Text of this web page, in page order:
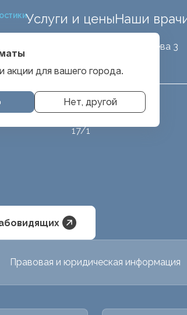
Услуги и ценыНаши
ул. Макатаева 127Б
проспект Серкебаева 3
17/1
акции для вашего города.
Нет, другой
Правовая и юридическая информация